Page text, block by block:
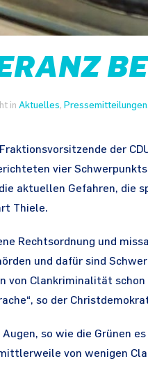
in Aktuelles, Pressemitteilungen
der
vier
aktuellen Gefahren,
Thiele.
Rechtsordnung und
und dafür sind
Clankriminalität
so der
so wie die Grünen
von wenigen